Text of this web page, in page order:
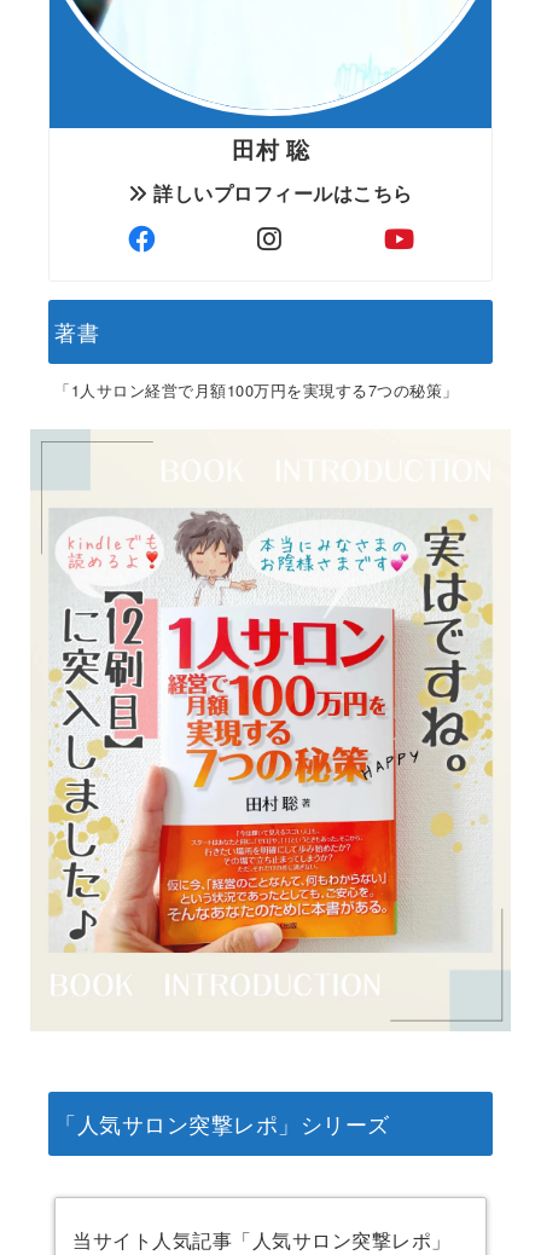
田村 聡
詳しいプロフィールはこちら
著書
「1人サロン経営で月額100万円を実現する7つの秘策」
「人気サロン突撃レポ」シリーズ
当サイト人気記事「人気サロン突撃レポ」